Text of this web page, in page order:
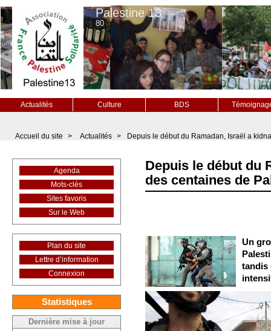
Palestine 13
80
Actualités Culture BDS
Accueil du site > Actualités > Depuis le début du Ramadan, Israël a
Depuis le début du
des centaines de
Un
tandis
Agenda
Mots-clés
Sites favoris
Sur le Web
Plan du site
Lettre d’information
Connexion
Statistiques
Dernière mise à jour